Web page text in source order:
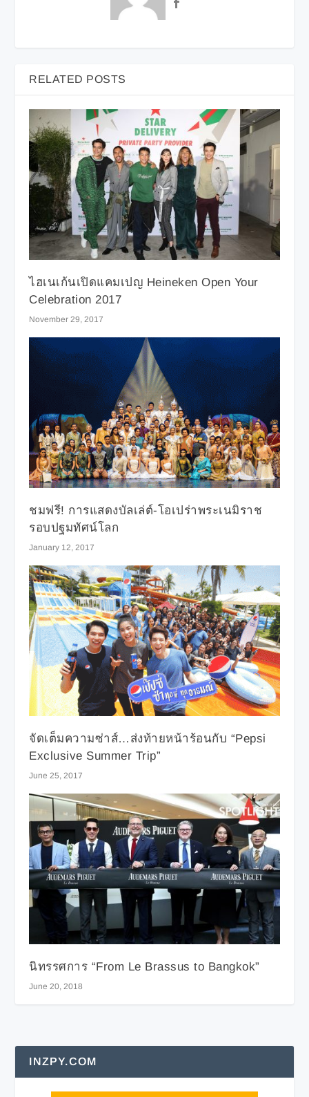
RELATED POSTS
ไฮเนเก้นเปิดแคมเปญ Heineken Open Your
Celebration 2017
November 29, 2017
ชมฟรี! การแสดงบัลเล่ต์-โอเปร่าพระเนมิราช
รอบปฐมทัศน์โลก
January 12, 2017
จัดเต็มความซ่าส์…ส่งท้ายหน้าร้อนกับ “Pepsi
Exclusive Summer Trip”
June 25, 2017
นิทรรศการ “From Le Brassus to Bangkok”
June 20, 2018
INZPY.COM